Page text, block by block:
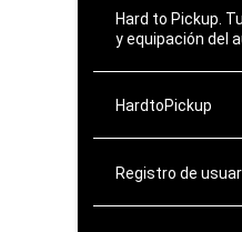
Hard to Pickup.
y equipación del
HardtoPickup
Registro de